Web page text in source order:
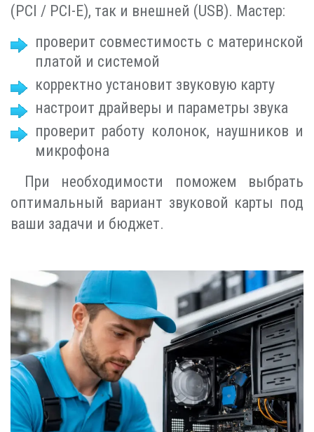
(PCI / PCI-E), так и внешней (USB). Мастер:
проверит совместимость с материнской
платой и системой
корректно установит звуковую карту
настроит драйверы и параметры звука
проверит работу колонок, наушников и
микрофона
При необходимости поможем выбрать
оптимальный вариант звуковой карты под
ваши задачи и бюджет.